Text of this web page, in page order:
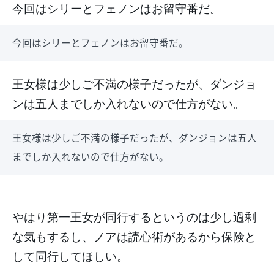
今回はシリーとフェノンはお留守番だ。
今回はシリーとフェノンはお留守番だ。
王女様は少しご不満の様子だったが、ダンジョ
ンは五人までしか入れないので仕方がない。
王女様は少しご不満の様子だったが、ダンジョンは五人
までしか入れないので仕方がない。
やはり第一王女が同行するというのは少し過剰
な気もするし、ノアは読心術があるから保険と
して同行してほしい。